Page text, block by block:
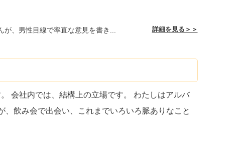
、男性目線で率直な意見を書き... 詳細を見る＞＞
会社内では、結構上の立場です。 わたしはアルバ
、飲み会で出会い、これまでいろいろ脈ありなこと